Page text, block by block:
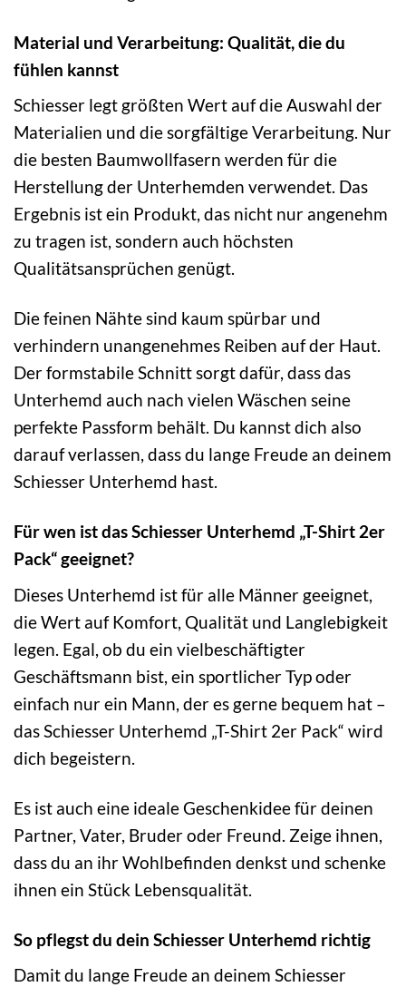
Material und Verarbeitung: Qualität, die du
fühlen kannst
Schiesser legt größten Wert auf die Auswahl der
Materialien und die sorgfältige Verarbeitung. Nur
die besten Baumwollfasern werden für die
Herstellung der Unterhemden verwendet. Das
Ergebnis ist ein Produkt, das nicht nur angenehm
zu tragen ist, sondern auch höchsten
Qualitätsansprüchen genügt.
Die feinen Nähte sind kaum spürbar und
verhindern unangenehmes Reiben auf der Haut.
Der formstabile Schnitt sorgt dafür, dass das
Unterhemd auch nach vielen Wäschen seine
perfekte Passform behält. Du kannst dich also
darauf verlassen, dass du lange Freude an deinem
Schiesser Unterhemd hast.
Für wen ist das Schiesser Unterhemd „T-Shirt 2er
Pack“ geeignet?
Dieses Unterhemd ist für alle Männer geeignet,
die Wert auf Komfort, Qualität und Langlebigkeit
legen. Egal, ob du ein vielbeschäftigter
Geschäftsmann bist, ein sportlicher Typ oder
einfach nur ein Mann, der es gerne bequem hat –
das Schiesser Unterhemd „T-Shirt 2er Pack“ wird
dich begeistern.
Es ist auch eine ideale Geschenkidee für deinen
Partner, Vater, Bruder oder Freund. Zeige ihnen,
dass du an ihr Wohlbefinden denkst und schenke
ihnen ein Stück Lebensqualität.
So pflegst du dein Schiesser Unterhemd richtig
Damit du lange Freude an deinem Schiesser